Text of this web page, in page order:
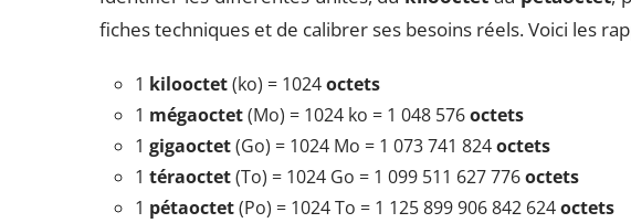
fiches techniques et de calibrer ses besoins réels. Voici les
1 kilooctet(ko) = 1024octets
1 mégaoctet(Mo) = 1024 ko = 1 048 576octets
1gigaoctet(Go) = 1024 Mo = 1 073 741 824octets
1téraoctet(To) = 1024 Go = 1 099 511 627 776octets
1 pétaoctet(Po) = 1024 To = 1 125 899 906 842 624octets